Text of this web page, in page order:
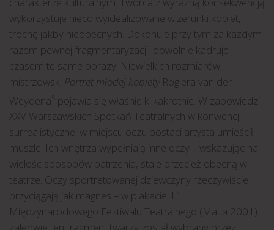
wykorzystuje nieco wyidealizowane wizerunki kobiet,
trochę jakby nieobecnych. Dokonuje przy tym za każdym
razem pewnej fragmentaryzacji, dowolnie kadruje
czasem te same obrazy. Niewielkich rozmiarów,
mistrzowski Portret młodej kobiety Rogiera van der
Weydena pojawia się właśnie kilkakrotnie. W zapowiedzi
XXV Warszawskich Spotkań Teatralnych w konwencji
surrealistycznej w miejscu oczu postaci artysta umieścił
muszle. Ich wnętrza wypełniają inne oczy – wskazując na
wielość sposobów patrzenia, stale przecież obecną w
teatrze. Oczy sportretowanej dziewczyny rzeczywiście
przyciągają jak magnes – w plakacie 11
Międzynarodowego Festiwalu Teatralnego (Malta 2001)